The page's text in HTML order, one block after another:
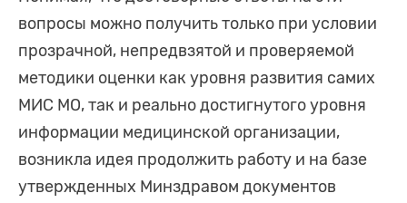
вопросы можно получить только при условии
прозрачной, непредвзятой и проверяемой
методики оценки как уровня развития самих
МИС МО, так и реально достигнутого уровня
информации медицинской организации,
возникла идея продолжить работу и на базе
утвержденных Минздравом документов